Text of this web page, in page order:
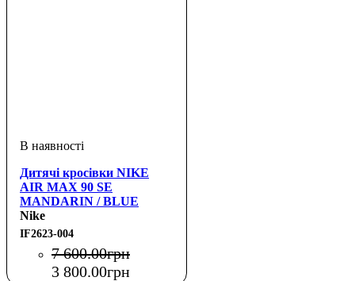
Дитячі кросівки NIKE
AIR MAX 90 SE
MANDARIN / BLUE
FURY (GS)
Nike
IF2623-004
7 600.00грн
3 800.00грн